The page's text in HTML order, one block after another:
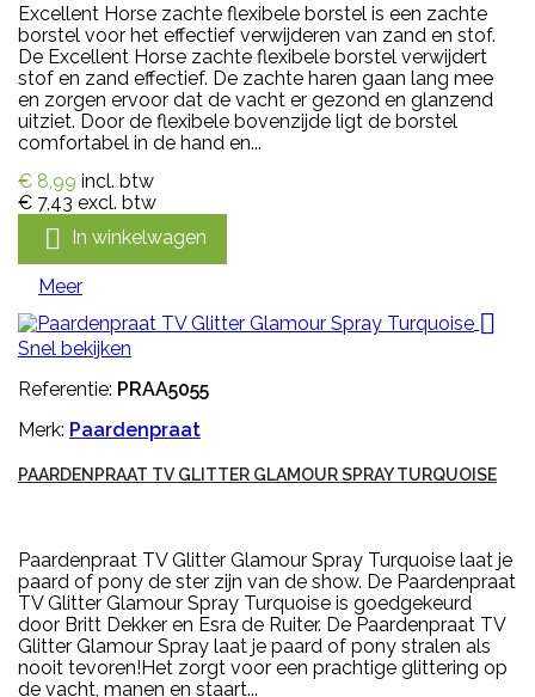
Excellent Horse zachte flexibele borstel is een zachte
borstel voor het effectief verwijderen van zand en stof.
De Excellent Horse zachte flexibele borstel verwijdert
stof en zand effectief. De zachte haren gaan lang mee
en zorgen ervoor dat de vacht er gezond en glanzend
uitziet. Door de flexibele bovenzijde ligt de borstel
comfortabel in de hand en...
€ 8,99 incl. btw
€ 7,43 excl. btw
 In winkelwagen
Meer

Snel bekijken
Referentie: PRAA5055
Merk: Paardenpraat
PAARDENPRAAT TV GLITTER GLAMOUR SPRAY TURQUOISE
Paardenpraat TV Glitter Glamour Spray Turquoise laat je
paard of pony de ster zijn van de show. De Paardenpraat
TV Glitter Glamour Spray Turquoise is goedgekeurd
door Britt Dekker en Esra de Ruiter. De Paardenpraat TV
Glitter Glamour Spray laat je paard of pony stralen als
nooit tevoren!Het zorgt voor een prachtige glittering op
de vacht, manen en staart...